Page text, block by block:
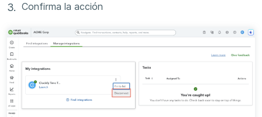
Confirma la acción